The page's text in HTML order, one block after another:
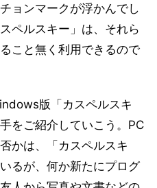
ョンマークが浮かんでし
ペルスキー」は、それら
こと無く利用できるので
版「カスペルスキ
をご紹介していこう。PC
かは、「カスペルスキ
るが、何か新たにプログ